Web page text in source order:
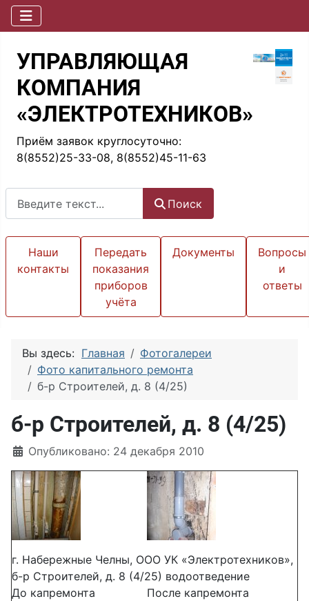
УПРАВЛЯЮЩАЯ
КОМПАНИЯ
«ЭЛЕКТРОТЕХНИКОВ»
Приём заявок круглосуточно:
8(8552)25-33-08, 8(8552)45-11-63
Поиск
Наши
контакты
Передать
показания
приборов
учёта
Документы
Вопросы
и
ответы
Вы здесь: Главная
Фотогалереи
Фото капитального ремонта
б-р Строителей, д. 8 (4/25)
б-р Строителей, д. 8 (4/25)
Информация о материале
Опубликовано: 24 декабря 2010
г. Набережные Челны, ООО УК «Электротехников»,
б-р Строителей, д. 8 (4/25) водоотведение
До капремонта
После капремонта